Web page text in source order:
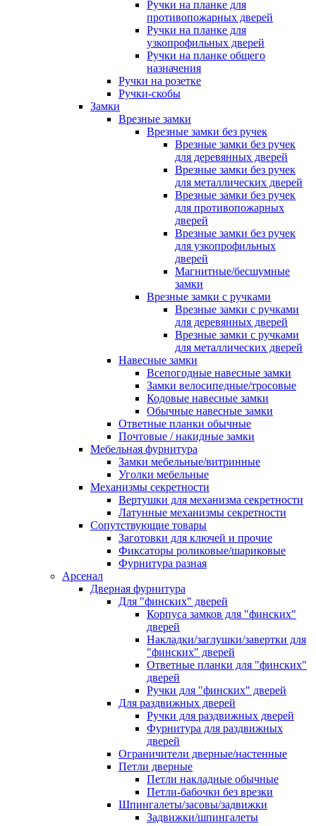
Ручки на планке для
противопожарных дверей
Ручки на планке для
узкопрофильных дверей
Ручки на планке общего
назначения
Ручки на розетке
Ручки-скобы
Замки
Врезные замки
Врезные замки без ручек
Врезные замки без ручек
для деревянных дверей
Врезные замки без ручек
для металлических дверей
Врезные замки без ручек
для противопожарных
дверей
Врезные замки без ручек
для узкопрофильных
дверей
Магнитные/бесшумные
замки
Врезные замки с ручками
Врезные замки с ручками
для деревянных дверей
Врезные замки с ручками
для металлических дверей
Навесные замки
Всепогодные навесные замки
Замки велосипедные/тросовые
Кодовые навесные замки
Обычные навесные замки
Ответные планки обычные
Почтовые / накидные замки
Мебельная фурнитура
Замки мебельные/витринные
Уголки мебельные
Механизмы секретности
Вертушки для механизма секретности
Латунные механизмы секретности
Сопутствующие товары
Заготовки для ключей и прочие
Фиксаторы роликовые/шариковые
Фурнитура разная
Арсенал
Дверная фурнитура
Для "финских" дверей
Корпуса замков для "финских"
дверей
Накладки/заглушки/завертки для
"финских" дверей
Ответные планки для "финских"
дверей
Ручки для "финских" дверей
Для раздвижных дверей
Ручки для раздвижных дверей
Фурнитура для раздвижных
дверей
Ограничители дверные/настенные
Петли дверные
Петли накладные обычные
Петли-бабочки без врезки
Шпингалеты/засовы/задвижки
Задвижки/шпингалеты